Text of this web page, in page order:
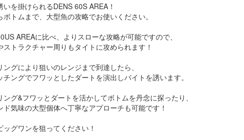
いを掛けられるDENS 60S AREA！
ボトムまで、大型魚の攻略でお使いください。
AREAに比べ、よりスローな攻略が可能ですので、
ストラクチャー周りもタイトに攻められます！
ングにより狙いのレンジまで到達したら、
チングでフワッとしたダートを演出しバイトを誘います。
ング&フワッとダートを活かしてボトムを丹念に探ったり、
ド気味の大型個体へ丁寧なアプローチも可能です！
ッグワンを狙ってください！